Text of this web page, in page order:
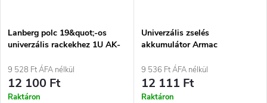
Lanberg polc 19&quot;-os
univerzális rackekhez 1U AK-
9 528 Ft ÁFA nélkül
12 100 Ft
Raktáron
Univerzális zselés
akkumulátor Armac
9 536 Ft ÁFA nélkül
12 111 Ft
Raktáron